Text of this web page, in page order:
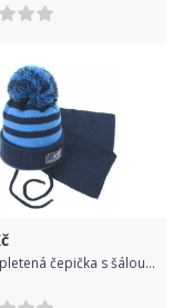
Zimní pletená čepička s šálou No.1 Team - proužky granát/modrá